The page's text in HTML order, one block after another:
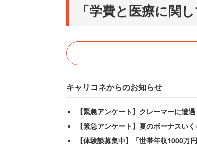
「学費と医療に関
キャリコネからのお知らせ
【緊急アンケート】クレーマーに遭
【緊急アンケート】夏のボーナスい
【体験談募集中】「世帯年収1000万